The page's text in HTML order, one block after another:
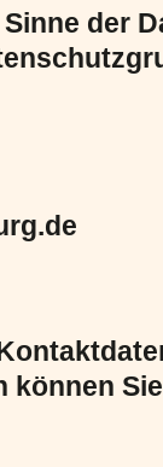
der